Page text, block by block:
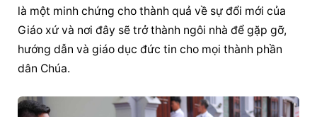
là một minh chứng cho thành quả về sự đổi mới của
Giáo xứ và nơi đây sẽ trở thành ngôi nhà để gặp gỡ,
hướng dẫn và giáo dục đức tin cho mọi thành phần
dân Chúa.